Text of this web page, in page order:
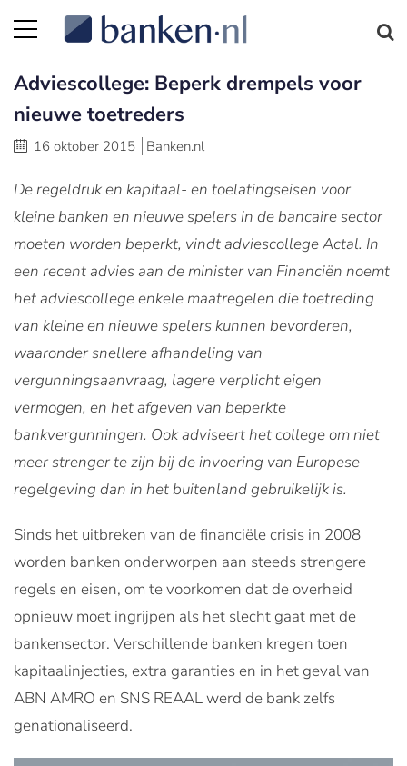
Adviescollege: Beperk drempels voor
nieuwe toetreders
16 oktober 2015 Banken.nl
De regeldruk en kapitaal- en toelatingseisen voor
kleine banken en nieuwe spelers in de bancaire sector
moeten worden beperkt, vindt adviescollege Actal. In
een recent advies aan de minister van Financiën noemt
het adviescollege enkele maatregelen die toetreding
van kleine en nieuwe spelers kunnen bevorderen,
waaronder snellere afhandeling van
vergunningsaanvraag, lagere verplicht eigen
vermogen, en het afgeven van beperkte
bankvergunningen. Ook adviseert het college om niet
meer strenger te zijn bij de invoering van Europese
regelgeving dan in het buitenland gebruikelijk is.
Sinds het uitbreken van de financiële crisis in 2008
worden banken onderworpen aan steeds strengere
regels en eisen, om te voorkomen dat de overheid
opnieuw moet ingrijpen als het slecht gaat met de
bankensector. Verschillende banken kregen toen
kapitaalinjecties, extra garanties en in het geval van
ABN AMRO en SNS REAAL werd de bank zelfs
genationaliseerd.